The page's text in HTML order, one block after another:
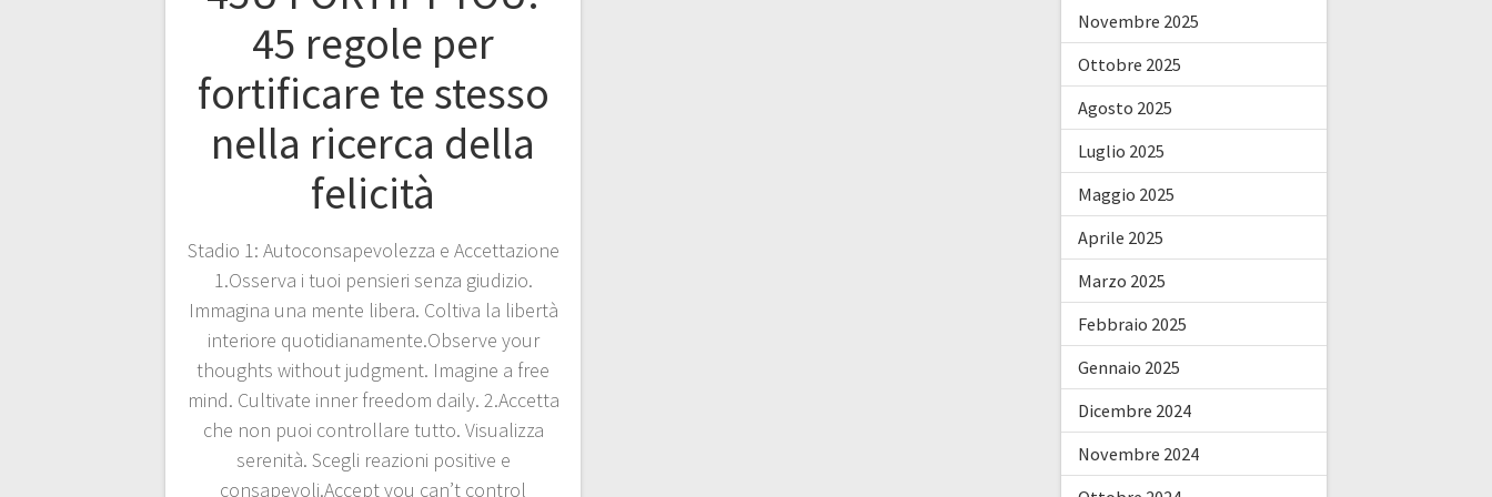
45 regole per
fortificare te stesso
nella ricerca della
felicità
Stadio 1: Autoconsapevolezza e Accettazione
1.Osserva i tuoi pensieri senza giudizio.
Immagina una mente libera. Coltiva la libertà
interiore quotidianamente.Observe your
thoughts without judgment. Imagine a free
mind. Cultivate inner freedom daily. 2.Accetta
che non puoi controllare tutto. Visualizza
serenità. Scegli reazioni positive e
consapevoli.Accept you can’t control
Novembre 2025
Ottobre 2025
Agosto 2025
Luglio 2025
Maggio 2025
Aprile 2025
Marzo 2025
Febbraio 2025
Gennaio 2025
Dicembre 2024
Novembre 2024